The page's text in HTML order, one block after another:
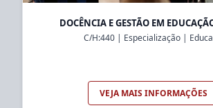
DOCÊNCIA E GESTÃO EM
C/H:440| Especialização|
VEJA MAIS INFORMAÇÕES